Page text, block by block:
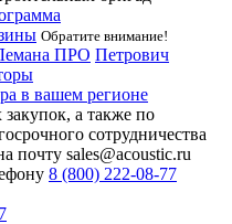
Обратите внимание!
ПРО Петрович
в вашем регионе
а также по
сотрудничества
почту sales@acoustic.ru
8 (800) 222-08-77